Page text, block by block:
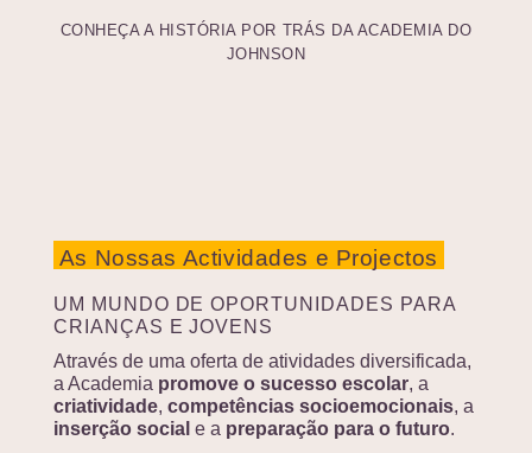
CONHEÇA A HISTÓRIA POR TRÁS DA ACADEMIA DO
JOHNSON
As Nossas Actividades e Projectos
UM MUNDO DE OPORTUNIDADES PARA
CRIANÇAS E JOVENS
Através de uma oferta de atividades diversificada,
a Academia promove o sucesso escolar, a
criatividade, competências socioemocionais, a
inserção sociale a preparação para o futuro.